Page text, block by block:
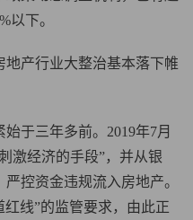
以下。
产行业大整治基本落下帷
于三年多前。2019年7月
激经济的手段”，并从银
控资金违规流入房地产。
红线”的监管要求，由此正